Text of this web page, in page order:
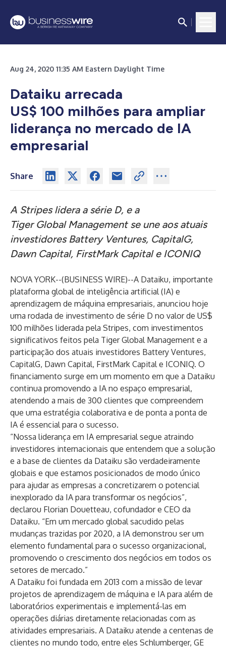
Aug 24, 2020 11:35 AM Eastern Daylight Time
Dataiku arrecada
US$ 100 milhões para ampliar
liderança no mercado de IA
empresarial
Share
A Stripes lidera a série D, e a
Tiger Global Management se une aos atuais
investidores Battery Ventures, CapitalG,
Dawn Capital, FirstMark Capital e ICONIQ
NOVA YORK--(BUSINESS WIRE)--A Dataiku, importante
plataforma global de inteligência artificial (IA) e
aprendizagem de máquina empresariais, anunciou hoje
uma rodada de investimento de série D no valor de US$
100 milhões liderada pela Stripes, com investimentos
significativos feitos pela Tiger Global Management e a
participação dos atuais investidores Battery Ventures,
CapitalG, Dawn Capital, FirstMark Capital e ICONIQ. O
financiamento surge em um momento em que a Dataiku
continua promovendo a IA no espaço empresarial,
atendendo a mais de 300 clientes que compreendem
que uma estratégia colaborativa e de ponta a ponta de
IA é essencial para o sucesso.
“Nossa liderança em IA empresarial segue atraindo
investidores internacionais que entendem que a solução
e a base de clientes da Dataiku são verdadeiramente
globais e que estamos posicionados de modo único
para ajudar as empresas a concretizarem o potencial
inexplorado da IA para transformar os negócios”,
declarou Florian Douetteau, cofundador e CEO da
Dataiku. “Em um mercado global sacudido pelas
mudanças trazidas por 2020, a IA demonstrou ser um
elemento fundamental para o sucesso organizacional,
promovendo o crescimento dos negócios em todos os
setores de mercado.”
A Dataiku foi fundada em 2013 com a missão de levar
projetos de aprendizagem de máquina e IA para além de
laboratórios experimentais e implementá-las em
operações diárias diretamente relacionadas com as
atividades empresariais. A Dataiku atende a centenas de
clientes no mundo todo, entre eles Schlumberger, GE